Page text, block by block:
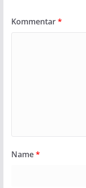
Kommentar*
Name*